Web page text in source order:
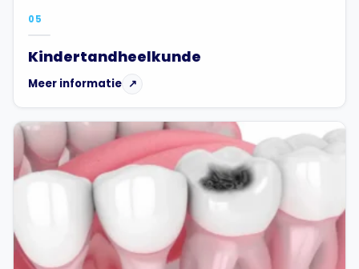
05
Kindertandheelkunde
Meer informatie ↗